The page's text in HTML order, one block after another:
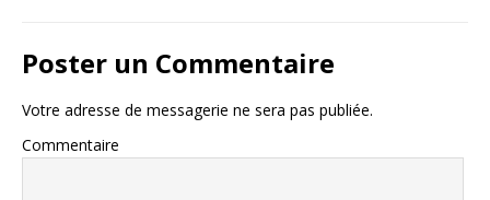
Poster un Commentaire
Votre adresse de messagerie ne sera pas publiée.
Commentaire